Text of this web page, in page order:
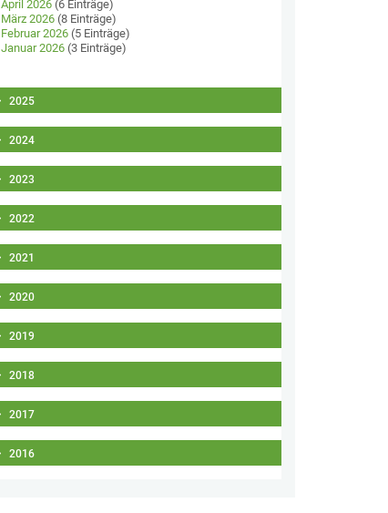
April 2026(6 Einträge)
März 2026(8 Einträge)
Februar 2026(5 Einträge)
Januar 2026(3 Einträge)
2025
2024
2023
2022
2021
2020
2019
2018
2017
2016